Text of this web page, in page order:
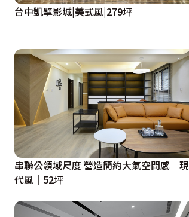
台中凱擘影城|美式風|279坪
串聯公領域尺度 營造簡約大氣空間感│現
代風│52坪